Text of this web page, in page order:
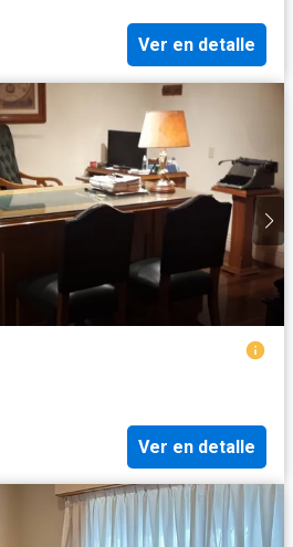
Ver en detalle
Ver en detalle